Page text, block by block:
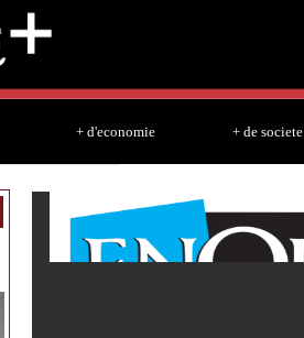
+ d'economie + de societe